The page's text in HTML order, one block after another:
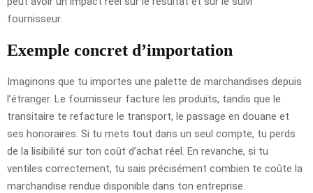
fournisseur.
Exemple concret d’importation
Imaginons que tu importes une palette de marchandises depuis
l’étranger. Le fournisseur facture les produits, tandis que le
transitaire te refacture le transport, le passage en douane et
ses honoraires. Si tu mets tout dans un seul compte, tu perds
de la lisibilité sur ton coût d’achat réel. En revanche, si tu
ventiles correctement, tu sais précisément combien te coûte la
marchandise rendue disponible dans ton entreprise.